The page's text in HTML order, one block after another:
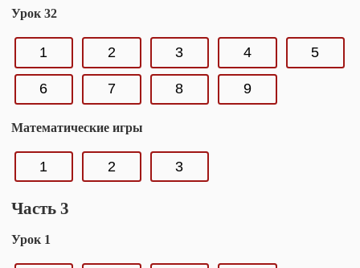
Урок 32
1 2 3 4 5
6 7 8 9
Математические игры
1 2 3
Часть 3
Урок 1